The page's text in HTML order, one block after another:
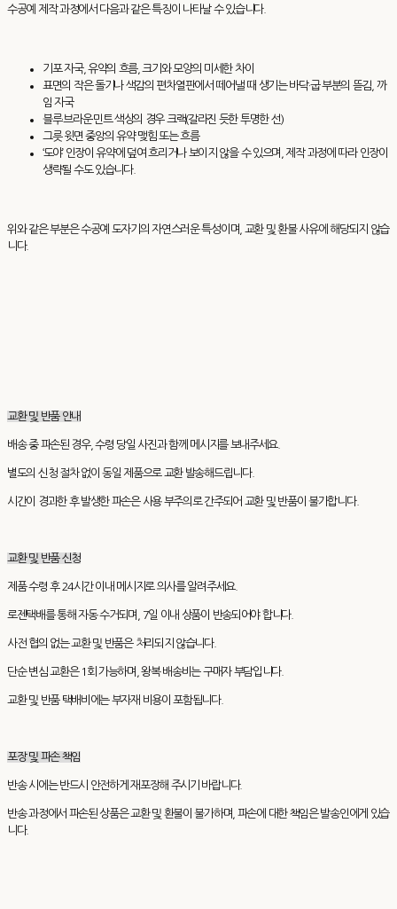
수공예 제작 과정에서 다음과 같은 특징이 나타날 수 있습니다.
기포 자국, 유약의 흐름, 크기와 모양의 미세한 차이
표면의 작은 돌기나 색감의 편차열판에서 떼어낼 때 생기는 바닥·굽 부분의 뜯김, 까
임 자국
블루·브라운·민트 색상의 경우 크랙(갈라진 듯한 투명한 선)
그릇 윗면 중앙의 유약 맺힘 또는 흐름
‘도야’ 인장이 유약에 덮여 흐리거나 보이지 않을 수 있으며, 제작 과정에 따라 인장이
생략될 수도 있습니다.
위와 같은 부분은 수공예 도자기의 자연스러운 특성이며, 교환 및 환불 사유에 해당되지 않습
니다.
교환 및 반품 안내
배송 중 파손된 경우, 수령 당일 사진과 함께 메시지를 보내주세요.
별도의 신청 절차 없이 동일 제품으로 교환 발송해드립니다.
시간이 경과한 후 발생한 파손은 사용 부주의로 간주되어 교환 및 반품이 불가합니다.
교환 및 반품 신청
제품 수령 후 24시간 이내 메시지로 의사를 알려주세요.
로젠택배를 통해 자동 수거되며, 7일 이내 상품이 반송되어야 합니다.
사전 협의 없는 교환 및 반품은 처리되지 않습니다.
단순 변심 교환은 1회 가능하며, 왕복 배송비는 구매자 부담입니다.
교환 및 반품 택배비에는 부자재 비용이 포함됩니다.
포장 및 파손 책임
반송 시에는 반드시 안전하게 재포장해 주시기 바랍니다.
반송 과정에서 파손된 상품은 교환 및 환불이 불가하며, 파손에 대한 책임은 발송인에게 있습
니다.